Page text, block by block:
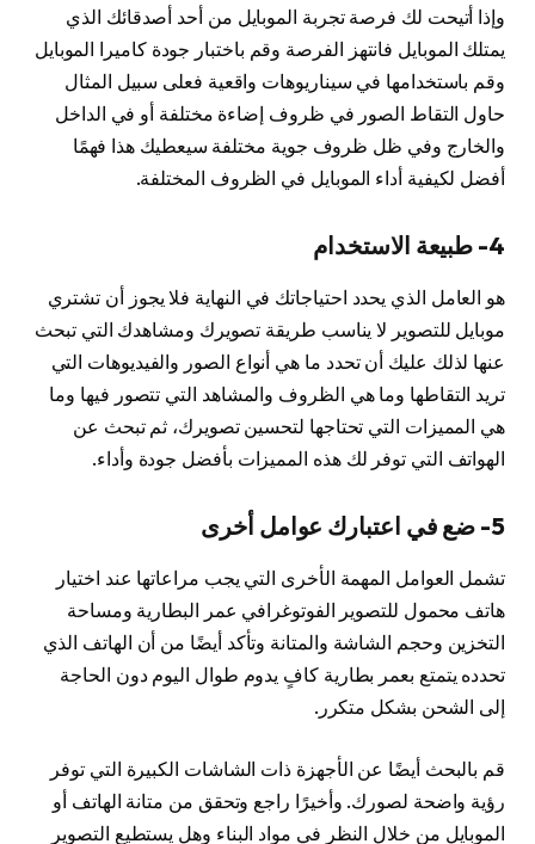
وإذا أتيحت لك فرصة تجربة الموبايل من أحد أصدقائك الذي
يمتلك الموبايل فانتهز الفرصة وقم باختبار جودة كاميرا الموبايل
وقم باستخدامها في سيناريوهات واقعية فعلى سبيل المثال
حاول التقاط الصور في ظروف إضاءة مختلفة أو في الداخل
والخارج وفي ظل ظروف جوية مختلفة سيعطيك هذا فهمًا
أفضل لكيفية أداء الموبايل في الظروف المختلفة.
4- طبيعة الاستخدام
هو العامل الذي يحدد احتياجاتك في النهاية فلا يجوز أن تشتري
موبايل للتصوير لا يناسب طريقة تصويرك ومشاهدك التي تبحث
عنها لذلك عليك أن تحدد ما هي أنواع الصور والفيديوهات التي
تريد التقاطها وما هي الظروف والمشاهد التي تتصور فيها وما
هي المميزات التي تحتاجها لتحسين تصويرك، ثم تبحث عن
الهواتف التي توفر لك هذه المميزات بأفضل جودة وأداء.
5- ضع في اعتبارك عوامل أخرى
تشمل العوامل المهمة الأخرى التي يجب مراعاتها عند اختيار
هاتف محمول للتصوير الفوتوغرافي عمر البطارية ومساحة
التخزين وحجم الشاشة والمتانة وتأكد أيضًا من أن الهاتف الذي
تحدده يتمتع بعمر بطارية كافٍ يدوم طوال اليوم دون الحاجة
إلى الشحن بشكل متكرر.
قم بالبحث أيضًا عن الأجهزة ذات الشاشات الكبيرة التي توفر
رؤية واضحة لصورك. وأخيرًا راجع وتحقق من متانة الهاتف أو
الموبايل من خلال النظر في مواد البناء وهل يستطيع التصوير